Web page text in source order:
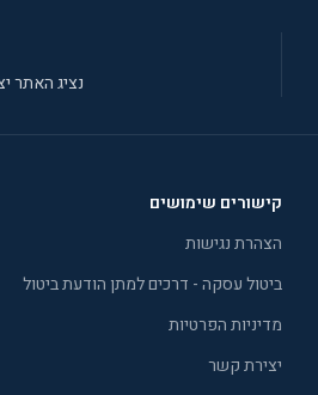
נציג האתר
קישורים שימושים
הצהרת נגישות
ביטול עסקה - דרכים למתן הודעת ביטול
מדיניות הפרטיות
יצירת קשר